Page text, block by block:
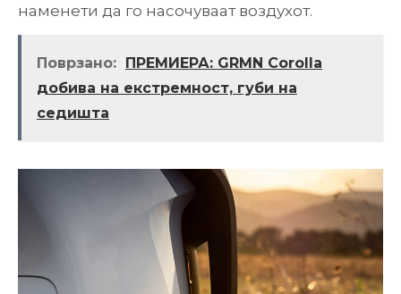
наменети да го насочуваат воздухот.
Поврзано: ПРЕМИЕРА: GRMN Corolla
добива на екстремност, губи на
седишта